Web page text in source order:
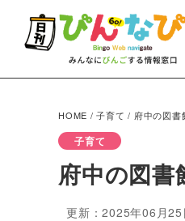
HOME /子育て / 府中の図書
子育て
府中の図
更新：2025年06月25